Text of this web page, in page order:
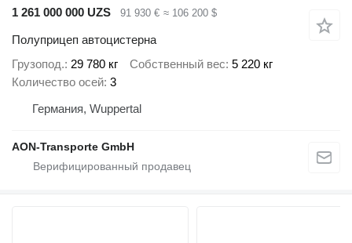
1 261 000 000 UZS
91 930 € ≈ 106 200 $
Полуприцеп автоцистерна
Грузопод. 29 780 кг Собственный вес 5 220 кг
Количество осей 3
Германия, Wuppertal
AON-Transporte GmbH